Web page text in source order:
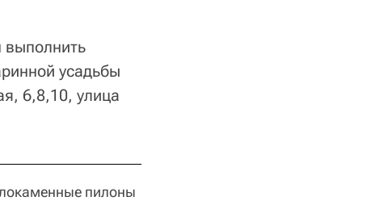
усадьбы
6,8,10, улица
пилоны